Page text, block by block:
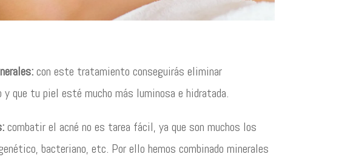
con este tratamiento conseguirás eliminar
que tu piel esté mucho más luminosa e hidratada.
combatir el acné no es tarea fácil, ya que son muchos los
bacteriano, etc. Por ello hemos combinado minerales